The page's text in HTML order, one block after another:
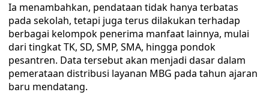
Ia menambahkan, pendataan tidak hanya terbatas
pada sekolah, tetapi juga terus dilakukan terhadap
berbagai kelompok penerima manfaat lainnya, mulai
dari tingkat TK, SD, SMP, SMA, hingga pondok
pesantren. Data tersebut akan menjadi dasar dalam
pemerataan distribusi layanan MBG pada tahun ajaran
baru mendatang.